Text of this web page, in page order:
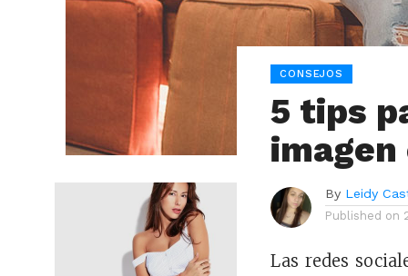
CONSEJOS
5 tips
By Leidy
Published on
Las redes